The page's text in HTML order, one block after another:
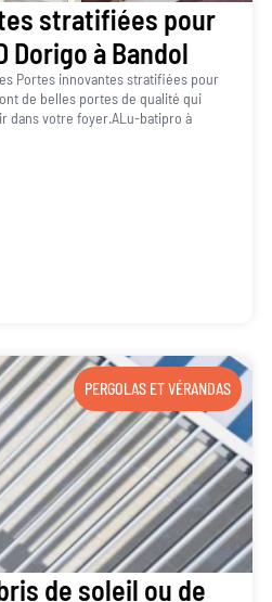
stratifiées pour
Dorigo à Bandol
Portes innovantes stratifiées pour
de belles portes de qualité qui
dans votre foyer.ALu-batipro à
PERGOLAS ET VÉRANDAS
de soleil ou de